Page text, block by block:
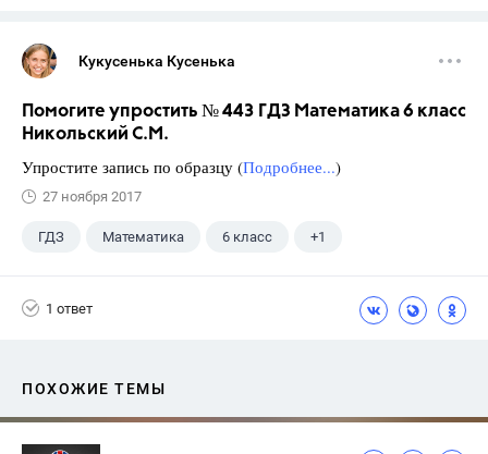
Кукусенька Кусенька
Помогите упростить № 443 ГДЗ Математика 6 класс
Никольский С.М.
Упростите запись по образцу (Подробнее...)
27 ноября 2017
ГДЗ Математика 6 класс +1
1 ответ
ПОХОЖИЕ ТЕМЫ